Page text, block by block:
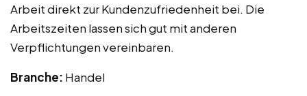
Arbeit direkt zur Kundenzufriedenheit bei. Die
Arbeitszeiten lassen sich gut mit anderen
Verpflichtungen vereinbaren.
Branche: Handel